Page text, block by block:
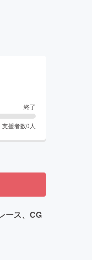
終了
支援者数0 人
ース、CG